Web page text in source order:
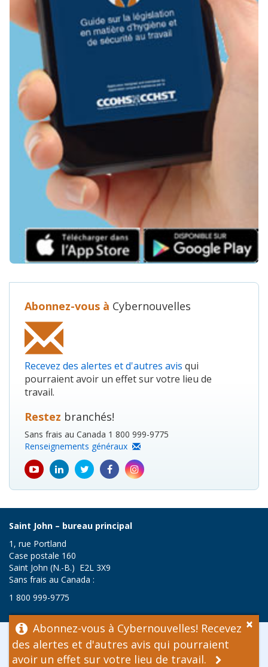
Abonnez-vous à Cybernouvelles
Recevez des alertes et d'autres avis qui
pourraient avoir un effet sur votre lieu de
travail.
Restez branchés!
Sans frais au Canada 1 800 999-9775
Renseignements généraux
youtube
icon
Linkedin
icon
Twitter
icon
Facebook
icon
Instagram
icon
Saint John – bureau principal
1, rue Portland
Case postale 160
Saint John (N.-B.) E2L 3X9
Sans frais au Canada :
1 800 999-9775
© Travail sécuritaire NB, 2026
Renonciation
×
Abonnez-vous à Cybernouvelles! Recevez
des alertes et d'autres avis qui pourraient
avoir un effet sur votre lieu de travail.